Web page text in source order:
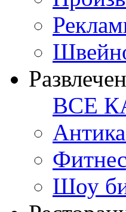
ВСЕ
Шоу